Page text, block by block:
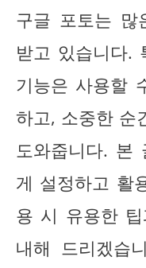
구글 포토는 많
받고 있습니다.
기능은 사용할
하고, 소중한 순
도와줍니다. 본
게 설정하고 활
용 시 유용한
내해 드리겠습